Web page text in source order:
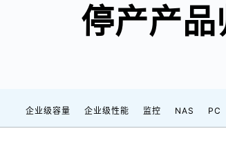
停产产品
企业级容量 企业级性能 监控 NAS PC